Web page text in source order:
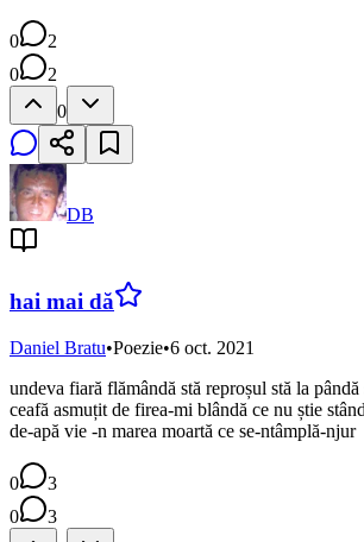
0
2
0
2
0
DB
hai mai dă
Daniel Bratu•Poezie•6 oct. 2021
undeva fiară flămândă stă reproșul stă la
ceafă asmuțit de firea-mi blândă ce nu știe
de-apă vie -n marea moartă ce se-ntâmplă-njur
0
3
0
3